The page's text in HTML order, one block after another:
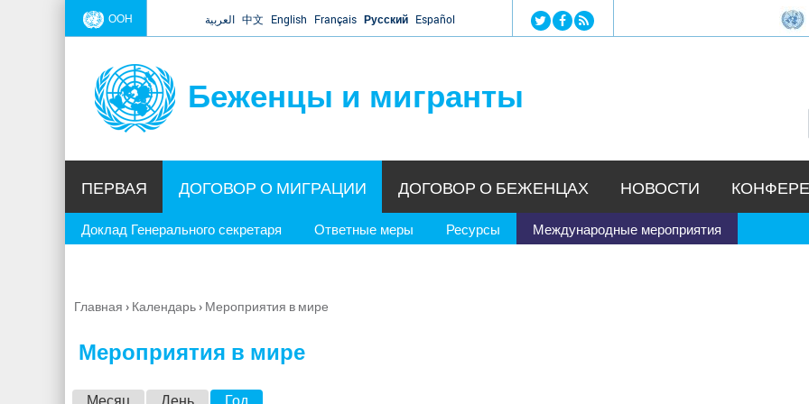
Jump to navigation
ООН العربية 中文 English Français Русский Español
Беженцы и мигранты
ПЕРВАЯ ДОГОВОР О МИГРАЦИИ
Доклад Генерального секретаря Ответные меры Ресурсы Международные мероприятия
ДОГОВОР О БЕЖЕНЦАХ НОВОСТИ
Вы
Главная › Календарь› Мероприятия в мире
Мероприятия в мире